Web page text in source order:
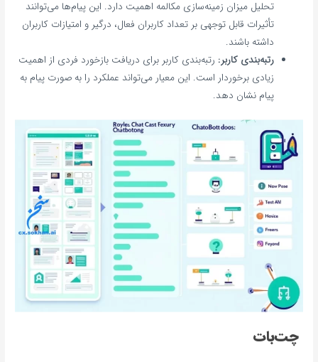
تحلیل میزان زمینه‌سازی مکالمه اهمیت دارد. این پیام‌ها می‌توانند
تأثیرات قابل توجهی بر تعداد کاربران فعال، درگیر و امتیازات کاربران
داشته باشند.
رتبه‌بندی کاربر: رتبه‌بندی کاربر برای دریافت بازخورد فردی از اهمیت
زیادی برخوردار است. این معیار می‌تواند عملکرد را به صورت پیام به
پیام نشان دهد.
چت‌بات